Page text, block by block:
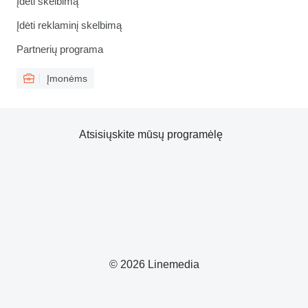
Įdėti reklaminį skelbimą
Partnerių programa
Įmonėms
© 2026 Linemedia
Atsisiųskite mūsų programėlę